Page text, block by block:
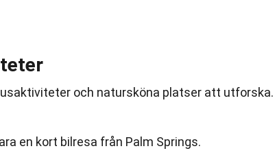
och natursköna platser att utforska.
en kort bilresa från Palm Springs.